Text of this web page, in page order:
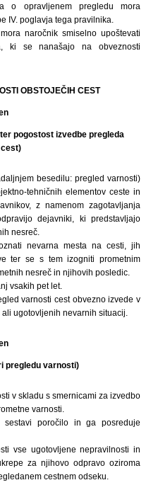
o opravljenem pregledu mora
IV. poglavja tega pravilnika.
naročnik smiselno upoštevati
ki se nanašajo na obveznosti
OBSTOJEČIH CEST
pogostost izvedbe pregleda
besedilu: pregled varnosti)
tehničnih elementov ceste in
z namenom zagotavljanja
dejavniki, ki predstavljajo
nesreč.
nevarna mesta na cesti, jih
ter se s tem izogniti prometnim
nesreč in njihovih posledic.
vsakih pet let.
varnosti cest obvezno izvede v
ugotovljenih nevarnih situacij.
pregledu varnosti)
v skladu s smernicami za izvedbo
varnosti.
sestavi poročilo in ga posreduje
vse ugotovljene nepravilnosti in
za njihovo odpravo oziroma
cestnem odseku.